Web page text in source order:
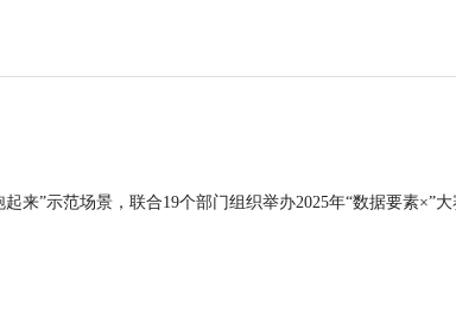
来”示范场景，联合19个部门组织举办2025年“数据要素×”大